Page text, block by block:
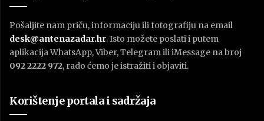
Pošaljite nam priču, informaciju ili fotografiju na email
desk@antenazadar.hr. Isto možete poslati i putem
aplikacija WhatsApp, Viber, Telegram ili iMessage na broj
092 2222 972, rado ćemo je istražiti i objaviti.
Korištenje portala i sadržaja